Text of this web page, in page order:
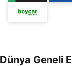
Dünya Geneli